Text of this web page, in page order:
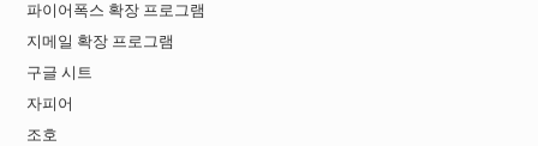
파이어폭스 확장 프로그램
지메일 확장 프로그램
구글 시트
자피어
조호